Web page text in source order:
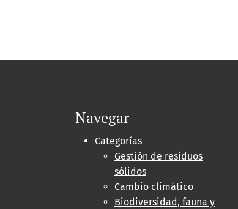
Navegar
Categorías
Gestión de residuos
sólidos
Cambio climático
Biodiversidad, fauna y